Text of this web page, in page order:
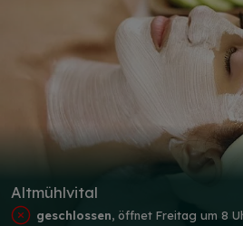
Altmühlvital
geschlossen, öffnet Freitag um 8